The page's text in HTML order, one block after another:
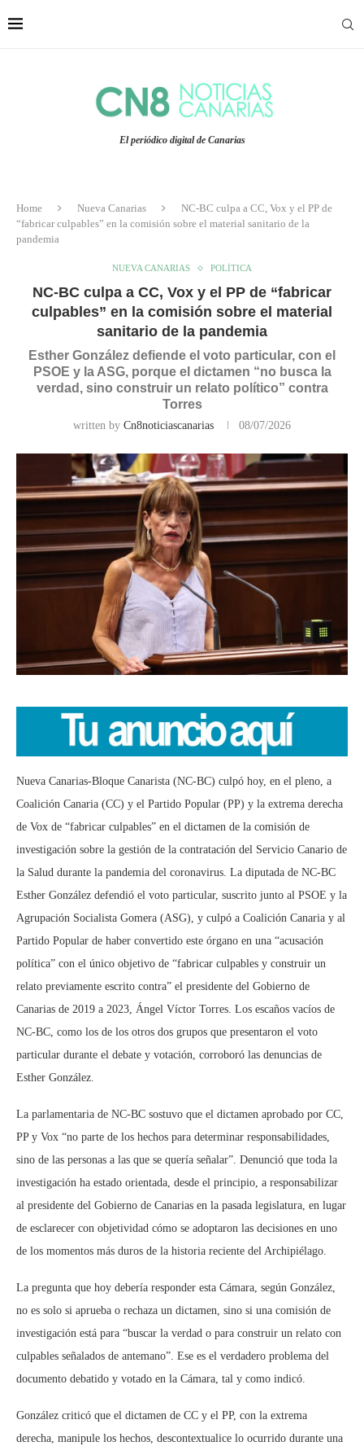
El periódico digital de Canarias
Home Nueva Canarias
NC-BC culpa a CC, Vox y el PP de
“fabricar culpables” en la comisión sobre el material sanitario de la
pandemia
NUEVA CANARIAS POLÍTICA
NC-BC culpa a CC, Vox y el PP de “fabricar
culpables” en la comisión sobre el material
sanitario de la pandemia
Esther González defiende el voto particular, con el
PSOE y la ASG, porque el dictamen “no busca la
verdad, sino construir un relato político” contra
Torres
written by Cn8noticiascanarias 08/07/2026
Nueva Canarias-Bloque Canarista (NC-BC) culpó hoy, en el pleno, a
Coalición Canaria (CC) y el Partido Popular (PP) y la extrema derecha
de Vox de “fabricar culpables” en el dictamen de la comisión de
investigación sobre la gestión de la contratación del Servicio Canario de
la Salud durante la pandemia del coronavirus. La diputada de NC-BC
Esther González defendió el voto particular, suscrito junto al PSOE y la
Agrupación Socialista Gomera (ASG), y culpó a Coalición Canaria y al
Partido Popular de haber convertido este órgano en una “acusación
política” con el único objetivo de “fabricar culpables y construir un
relato previamente escrito contra” el presidente del Gobierno de
Canarias de 2019 a 2023, Ángel Víctor Torres. Los escaños vacíos de
NC-BC, como los de los otros dos grupos que presentaron el voto
particular durante el debate y votación, corroboró las denuncias de
Esther González.
La parlamentaria de NC-BC sostuvo que el dictamen aprobado por CC,
PP y Vox “no parte de los hechos para determinar responsabilidades,
sino de las personas a las que se quería señalar”. Denunció que toda la
investigación ha estado orientada, desde el principio, a responsabilizar
al presidente del Gobierno de Canarias en la pasada legislatura, en lugar
de esclarecer con objetividad cómo se adoptaron las decisiones en uno
de los momentos más duros de la historia reciente del Archipiélago.
La pregunta que hoy debería responder esta Cámara, según González,
no es solo si aprueba o rechaza un dictamen, sino si una comisión de
investigación está para “buscar la verdad o para construir un relato con
culpables señalados de antemano”. Ese es el verdadero problema del
documento debatido y votado en la Cámara, tal y como indicó.
González criticó que el dictamen de CC y el PP, con la extrema
derecha, manipule los hechos, descontextualice lo ocurrido durante una